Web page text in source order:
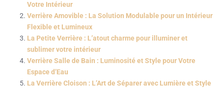
Votre Intérieur
Verrière Amovible : La Solution Modulable pour un Intérieur
Flexible et Lumineux
La Petite Verrière : L’atout charme pour illuminer et
sublimer votre intérieur
Verrière Salle de Bain : Luminosité et Style pour Votre
Espace d’Eau
La Verrière Cloison : L’Art de Séparer avec Lumière et Style